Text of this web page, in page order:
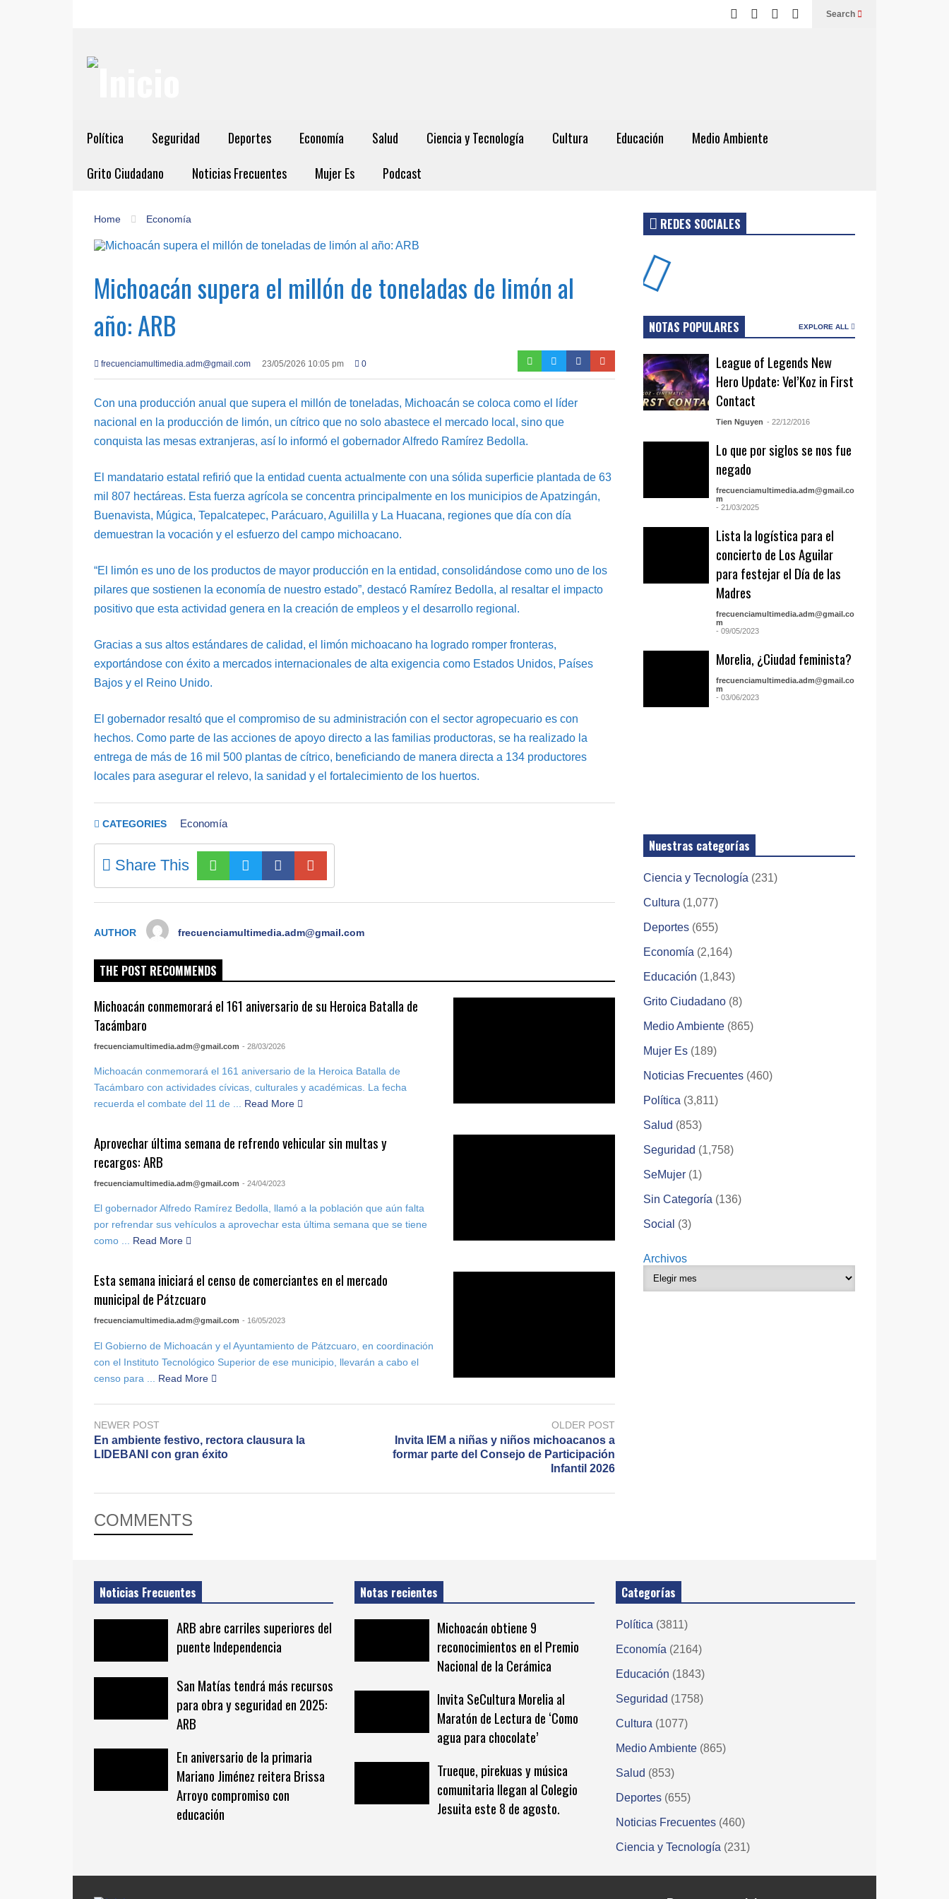
Search
Política Seguridad Deportes Economía Salud Ciencia y Tecnología Cultura Educación
Medio Ambiente
Grito Ciudadano
Noticias Frecuentes Mujer Es Podcast
Home Economía
Michoacán supera el millón de toneladas de limón al
año: ARB
frecuenciamultimedia.adm@gmail.com 23/05/2026 10:05 pm 0
Con una producción anual que supera el millón de toneladas, Michoacán se coloca como el líder
nacional en la producción de limón, un cítrico que no solo abastece el mercado local, sino que
conquista las mesas extranjeras, así lo informó el gobernador Alfredo Ramírez Bedolla.
El mandatario estatal refirió que la entidad cuenta actualmente con una sólida superficie plantada de 63
mil 807 hectáreas. Esta fuerza agrícola se concentra principalmente en los municipios de Apatzingán,
Buenavista, Múgica, Tepalcatepec, Parácuaro, Aguililla y La Huacana, regiones que día con día
demuestran la vocación y el esfuerzo del campo michoacano.
“El limón es uno de los productos de mayor producción en la entidad, consolidándose como uno de los
pilares que sostienen la economía de nuestro estado”, destacó Ramírez Bedolla, al resaltar el impacto
positivo que esta actividad genera en la creación de empleos y el desarrollo regional.
Gracias a sus altos estándares de calidad, el limón michoacano ha logrado romper fronteras,
exportándose con éxito a mercados internacionales de alta exigencia como Estados Unidos, Países
Bajos y el Reino Unido.
El gobernador resaltó que el compromiso de su administración con el sector agropecuario es con
hechos. Como parte de las acciones de apoyo directo a las familias productoras, se ha realizado la
entrega de más de 16 mil 500 plantas de cítrico, beneficiando de manera directa a 134 productores
locales para asegurar el relevo, la sanidad y el fortalecimiento de los huertos.
CATEGORIES Economía
Share This
AUTHOR frecuenciamultimedia.adm@gmail.com
THE POST RECOMMENDS
Michoacán conmemorará el 161 aniversario de su Heroica Batalla de
Tacámbaro
frecuenciamultimedia.adm@gmail.com - 28/03/2026
Michoacán conmemorará el 161 aniversario de la Heroica Batalla de
Tacámbaro con actividades cívicas, culturales y académicas. La fecha
recuerda el combate del 11 de ...
Read More
Aprovechar última semana de refrendo vehicular sin multas y
recargos: ARB
frecuenciamultimedia.adm@gmail.com - 24/04/2023
El gobernador Alfredo Ramírez Bedolla, llamó a la población que aún falta
por refrendar sus vehículos a aprovechar esta última semana que se tiene
como ... Read More
Esta semana iniciará el censo de comerciantes en el mercado
municipal de Pátzcuaro
frecuenciamultimedia.adm@gmail.com - 16/05/2023
El Gobierno de Michoacán y el Ayuntamiento de Pátzcuaro, en coordinación
con el Instituto Tecnológico Superior de ese municipio, llevarán a cabo el
censo para ...
Read More
NEWER POST
En ambiente festivo, rectora clausura la
LIDEBANI con gran éxito
OLDER POST
Invita IEM a niñas y niños michoacanos a
formar parte del Consejo de Participación
Infantil 2026
COMMENTS
REDES SOCIALES
NOTAS POPULARES EXPLORE ALL
League of Legends New
Hero Update: Vel’Koz in First
Contact
Tien Nguyen - 22/12/2016
Lo que por siglos se nos fue
negado
frecuenciamultimedia.adm@gmail.co
m
- 21/03/2025
Lista la logística para el
concierto de Los Aguilar
para festejar el Día de las
Madres
frecuenciamultimedia.adm@gmail.co
m
- 09/05/2023
Morelia, ¿Ciudad feminista?
frecuenciamultimedia.adm@gmail.co
m
- 03/06/2023
Nuestras categorías
Ciencia y Tecnología (231)
Cultura (1,077)
Deportes (655)
Economía (2,164)
Educación (1,843)
Grito Ciudadano (8)
Medio Ambiente (865)
Mujer Es (189)
Noticias Frecuentes (460)
Política (3,811)
Salud (853)
Seguridad (1,758)
SeMujer (1)
Sin Categoría (136)
Social (3)
Archivos
Noticias Frecuentes
ARB abre carriles superiores del
puente Independencia
San Matías tendrá más recursos
para obra y seguridad en 2025:
ARB
En aniversario de la primaria
Mariano Jiménez reitera Brissa
Arroyo compromiso con
educación
Notas recientes
Michoacán obtiene 9
reconocimientos en el Premio
Nacional de la Cerámica
Invita SeCultura Morelia al
Maratón de Lectura de ‘Como
agua para chocolate’
Trueque, pirekuas y música
comunitaria llegan al Colegio
Jesuita este 8 de agosto.
Categorías
Política (3811)
Economía (2164)
Educación (1843)
Seguridad (1758)
Cultura (1077)
Medio Ambiente (865)
Salud (853)
Deportes (655)
Noticias Frecuentes (460)
Ciencia y Tecnología (231)